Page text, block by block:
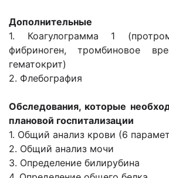
Дополнительные
1. Коагулограмма 1
фибриноген,
гематокрит)
2. Флебография
Обследования, которые
плановой госпитализации
1. Общий анализ крови (6
2. Общий анализ мочи
3. Определение билирубина